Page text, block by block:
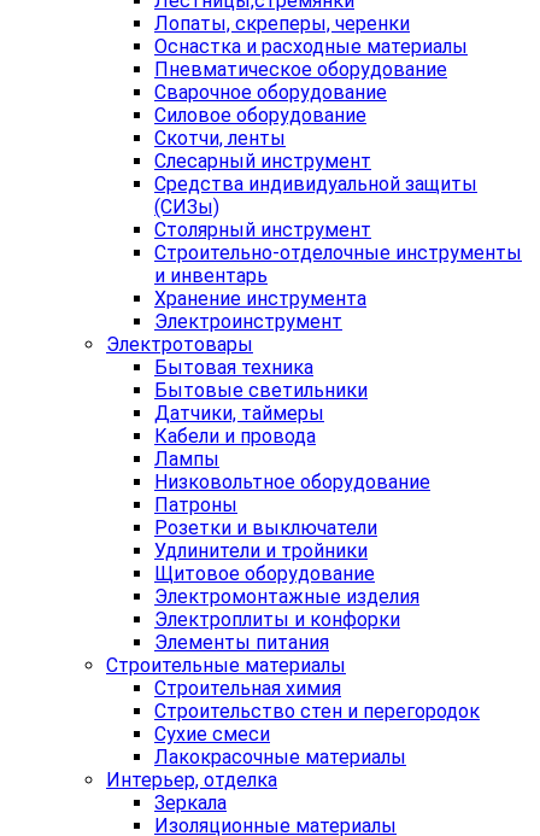
Лопаты, скреперы, черенки
Оснастка и расходные материалы
Пневматическое оборудование
Сварочное оборудование
Силовое оборудование
Скотчи, ленты
Слесарный инструмент
Средства индивидуальной защиты
(СИЗы)
Столярный инструмент
Строительно-отделочные инструменты
и инвентарь
Хранение инструмента
Электроинструмент
Электротовары
Бытовая техника
Бытовые светильники
Датчики, таймеры
Кабели и провода
Лампы
Низковольтное оборудование
Патроны
Розетки и выключатели
Удлинители и тройники
Щитовое оборудование
Электромонтажные изделия
Электроплиты и конфорки
Элементы питания
Строительные материалы
Строительная химия
Строительство стен и перегородок
Сухие смеси
Лакокрасочные материалы
Интерьер, отделка
Зеркала
Изоляционные материалы